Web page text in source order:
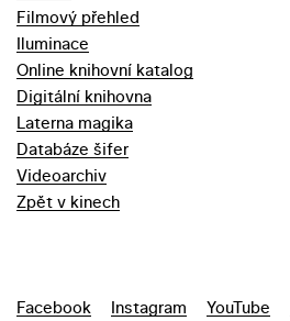
Filmový přehled
Iluminace
Online knihovní katalog
Digitální knihovna
Laterna magika
Databáze šifer
Videoarchiv
Zpět v kinech
Facebook Instagram YouTube